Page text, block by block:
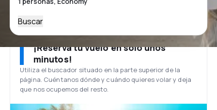
Buscar
¡Reserva tu vuelo en solo unos
minutos!
Utiliza el buscador situado en la parte superior de la
página. Cuéntanos dónde y cuándo quieres volar y deja
que nos ocupemos del resto.